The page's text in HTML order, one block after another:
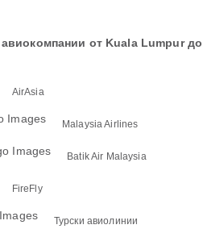
от Kuala Lumpur до
AirAsia
Malaysia Airlines
Batik Air Malaysia
FireFly
Турски авиолинии